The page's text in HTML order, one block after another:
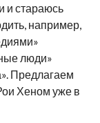
и стараюсь
например,
люди»
Предлагаем
Хеном уже в